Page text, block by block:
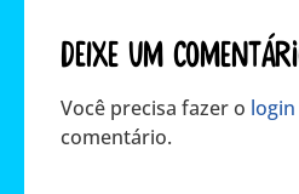
Deixe um
Você precisa fazer o login
comentário.